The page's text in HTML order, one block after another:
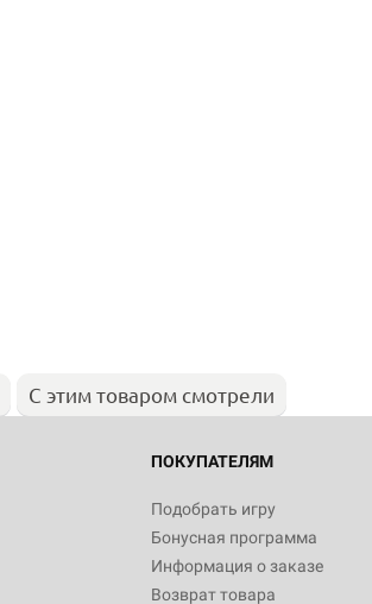
С этим товаром смотрели
ПОКУПАТЕЛЯМ
Подобрать игру
Бонусная программа
Информация о заказе
Возврат товара